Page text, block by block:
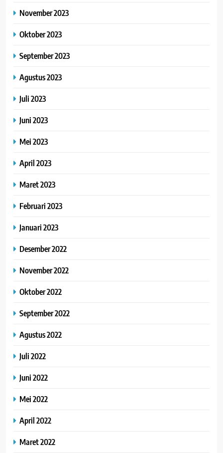
November 2023
Oktober 2023
September 2023
Agustus 2023
Juli 2023
Juni 2023
Mei 2023
April 2023
Maret 2023
Februari 2023
Januari 2023
Desember 2022
November 2022
Oktober 2022
September 2022
Agustus 2022
Juli 2022
Juni 2022
Mei 2022
April 2022
Maret 2022